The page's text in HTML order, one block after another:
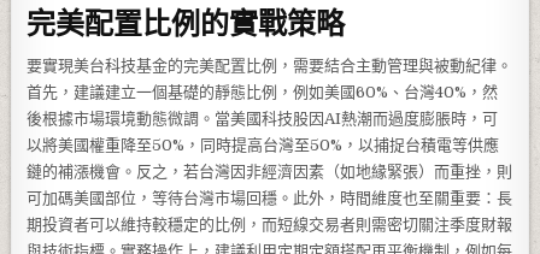
完美配置比例的實戰策略
要實現美台科技基金的完美配置比例，需要結合主動管理與被動紀律。
首先，建議建立一個基礎的靜態比例，例如美國60%、台灣40%，然
後根據市場環境動態微調。當美國科技股因AI熱潮而過度膨脹時，可
以將美國權重降至50%，同時提高台灣至50%，以捕捉台積電等供應
鏈的補漲機會。反之，若台灣因非經濟因素（如地緣緊張）而重挫，則
可加碼美國部位，等待台灣市場回穩。此外，時間維度也至關重要：長
期投資者可以維持較穩定的比例，而短線交易者則需密切關注季度財報